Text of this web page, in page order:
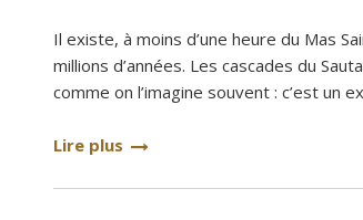
Il existe, à moins d’une heure du Mas
millions d’années. Les cascades du
comme on l’imagine souvent : c’est
Lire plus